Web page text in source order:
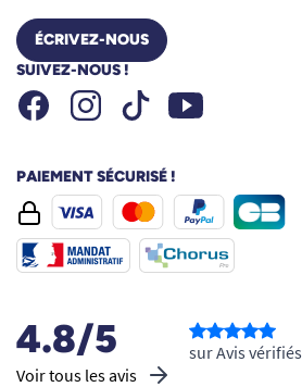
ÉCRIVEZ-NOUS
SUIVEZ-NOUS !
FacebookInstagramTiktok Youtube
PAIEMENT SÉCURISÉ !
4.8/5
Voir tous les avis
sur Avis vérifiés